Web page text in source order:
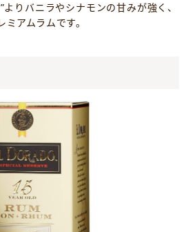
りバニラやシナモンの甘みが強く、
アムラムです。